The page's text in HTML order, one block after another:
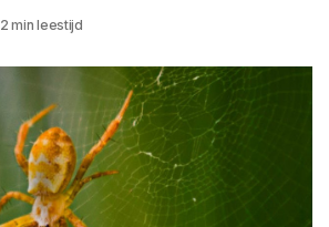
2 min leestijd